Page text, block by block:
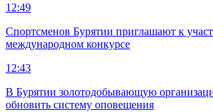
12:49
Спортсменов Бурятии приглашают к
международном конкурсе
12:43
В Бурятии золотодобывающую
обновить систему оповещения